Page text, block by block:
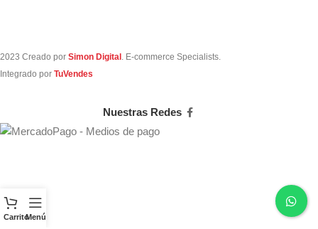
2023 Creado por Simon Digital . E-commerce Specialists.
Integrado por TuVendes
Nuestras Redes
CarritoMenú